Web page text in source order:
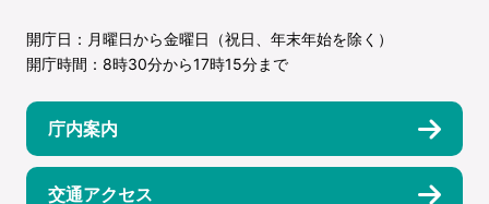
開庁日：月曜日から金曜日（祝日、年末年始を除く）
開庁時間：8時30分から17時15分まで
庁内案内
交通アクセス